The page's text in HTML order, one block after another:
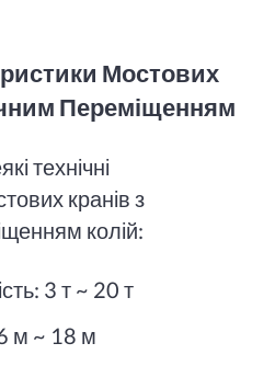
Мостових
Переміщенням
технічні
кранів з
колій:
3 т ~ 20 т
м ~ 18 м